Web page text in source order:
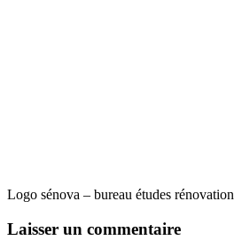
Logo sénova – bureau études rénovation
Laisser un commentaire